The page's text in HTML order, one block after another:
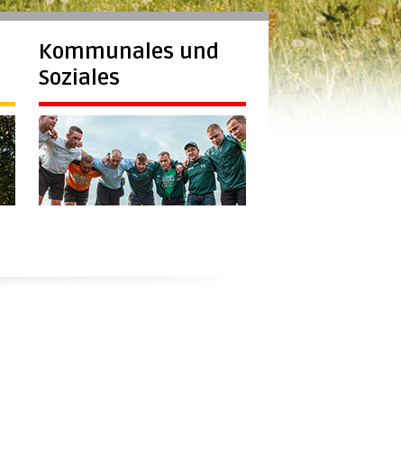
Kommunales und
Soziales